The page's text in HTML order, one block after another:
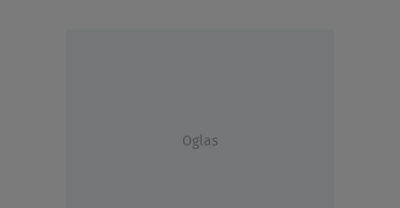
Oglas